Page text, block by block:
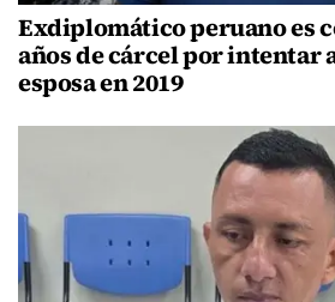
Exdiplomático peruano es
años de cárcel por intentar
esposa en 2019